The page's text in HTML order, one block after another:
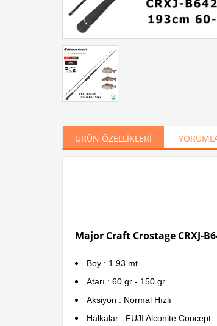
ÜRÜN ÖZELLIKLERI
Major Craft Crostage CRXJ-
Boy : 1.93 mt
Atarı : 60 gr - 150 gr
Aksiyon : Normal Hızlı
Halkalar : FUJI Alconite Concept